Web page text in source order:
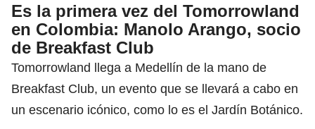
Es la primera vez del Tomorrowland
en Colombia: Manolo Arango, socio
de Breakfast Club
Tomorrowland llega a Medellín de la mano de
Breakfast Club, un evento que se llevará a cabo en
un escenario icónico, como lo es el Jardín Botánico.